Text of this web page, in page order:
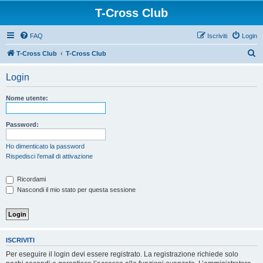
T-Cross Club
FAQ Login
Iscriviti
T-Cross Club T-Cross Club
Login
Nome utente:
Password:
Ho dimenticato la password
Rispedisci l’email di attivazione
Ricordami
Nascondi il mio stato per questa sessione
ISCRIVITI
Per eseguire il login devi essere registrato. La registrazione richiede solo